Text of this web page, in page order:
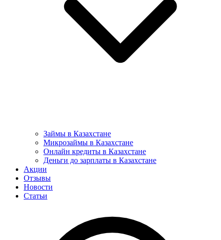
Займы в Казахстане
Микрозаймы в Казахстане
Онлайн кредиты в Казахстане
Деньги до зарплаты в Казахстане
Акции
Отзывы
Новости
Статьи